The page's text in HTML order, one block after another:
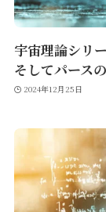
宇宙理論シリ
そしてパース
2024年12月25日